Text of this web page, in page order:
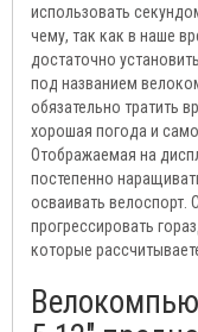
использовать
чему, так как в наше
достаточно
под названием
обязательно тратить
хорошая погода и
Отображаемая на
постепенно
осваивать
прогрессировать
которые